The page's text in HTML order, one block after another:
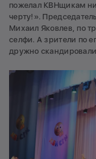
пожелал КВНщикам
черту!».
Михаил Яковлев, по
селфи. А зрители по
дружно